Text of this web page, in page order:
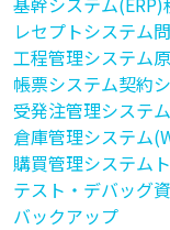
レセプトシステム
工程管理システム
帳票システム契約
受発注管理システ
倉庫管理システム
購買管理システム
テスト・デバッグ
バックアップ